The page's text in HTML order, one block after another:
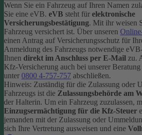
Wenn Sie ein Fahrzeug auf Ihren Namen
Sie eine eVB. eVB steht für elektronische
Versicherungsbestätigung. Mit ihr weisen
Fahrzeug versichert ist. Über unseren
einen Antrag auf Versicherungsschutz für
Anmeldung des Fahrzeugs notwendige
Ihnen direkt im Anschluss per E-Mail zu.
Kfz-Versicherung auch bei unserer
unter 0800 4-757-757 abschließen.
Hinweis: Zuständig für die Zulassung oder
Fahrzeugs ist die Zulassungsbehörde am
der Halterin. Um ein Fahrzeug zuzulassen,
Einzugsermächtigung für die Kfz-Steuer
jemanden mit der Zulassung oder
sich Ihre Vertretung ausweisen und eine